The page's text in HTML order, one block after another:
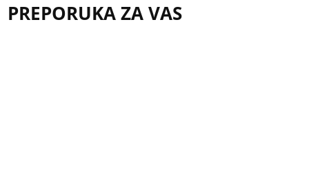
PREPORUKA ZA VAS